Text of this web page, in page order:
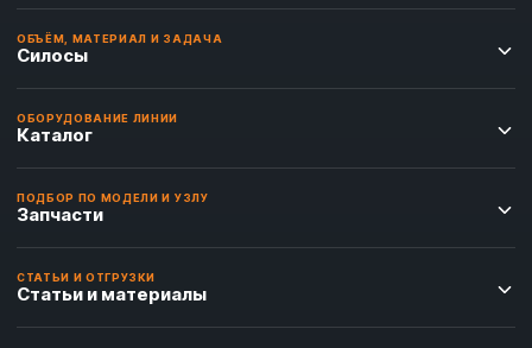
ОБЪЁМ, МАТЕРИАЛ И ЗАДАЧА
Силосы
ОБОРУДОВАНИЕ ЛИНИИ
Каталог
ПОДБОР ПО МОДЕЛИ И УЗЛУ
Запчасти
СТАТЬИ И ОТГРУЗКИ
Статьи и материалы